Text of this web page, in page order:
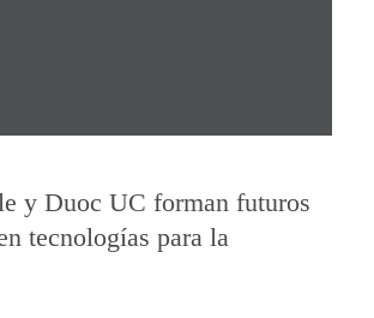
y Duoc UC forman futuros
tecnologías para la